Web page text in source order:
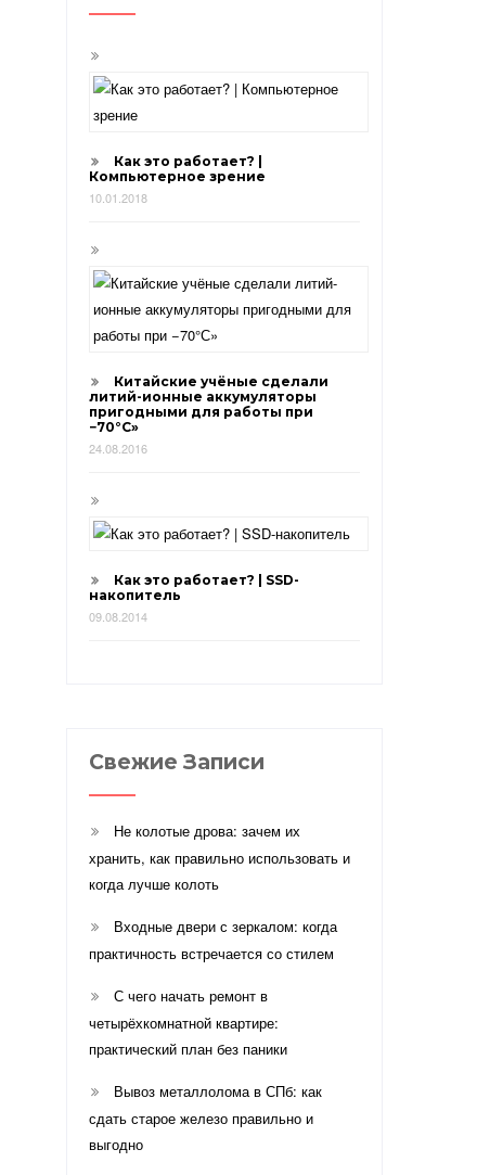
Как это работает? |
Компьютерное зрение
10.01.2018
Китайские учёные сделали
литий-ионные аккумуляторы
пригодными для работы при
−70°С»
24.08.2016
Как это работает? | SSD-
накопитель
09.08.2014
Свежие Записи
Не колотые дрова: зачем их
хранить, как правильно использовать и
когда лучше колоть
Входные двери с зеркалом: когда
практичность встречается со стилем
С чего начать ремонт в
четырёхкомнатной квартире:
практический план без паники
Вывоз металлолома в СПб: как
сдать старое железо правильно и
выгодно